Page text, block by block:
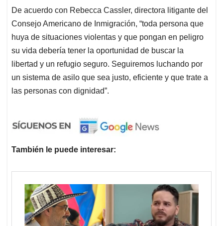
De acuerdo con Rebecca Cassler, directora litigante del
Consejo Americano de Inmigración, “toda persona que
huya de situaciones violentas y que pongan en peligro
su vida debería tener la oportunidad de buscar la
libertad y un refugio seguro. Seguiremos luchando por
un sistema de asilo que sea justo, eficiente y que trate a
las personas con dignidad”.
También le puede interesar: